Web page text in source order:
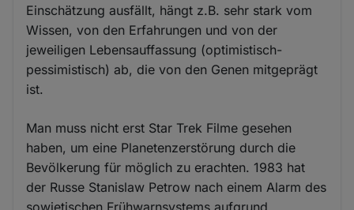
Einschätzung ausfällt, hängt z.B. sehr stark vom
Wissen, von den Erfahrungen und von der
jeweiligen Lebensauffassung (optimistisch-
pessimistisch) ab, die von den Genen mitgeprägt
ist.
Man muss nicht erst Star Trek Filme gesehen
haben, um eine Planetenzerstörung durch die
Bevölkerung für möglich zu erachten. 1983 hat
der Russe Stanislaw Petrow nach einem Alarm des
sowjetischen Frühwarnsystems aufgrund